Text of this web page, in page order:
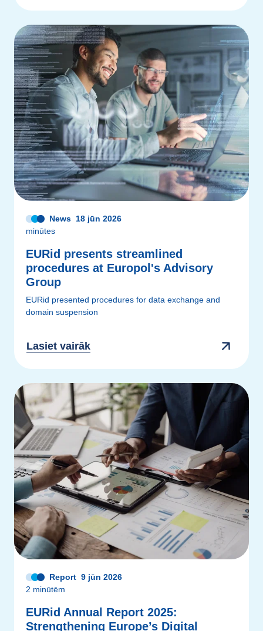
News 18 jūn 2026
minūtes
EURid presents streamlined
procedures at Europol's Advisory
Group
EURid presented procedures for data exchange and
domain suspension
Lasiet vairāk
Report 9 jūn 2026
2 minūtēm
EURid Annual Report 2025:
Strengthening Europe’s Digital